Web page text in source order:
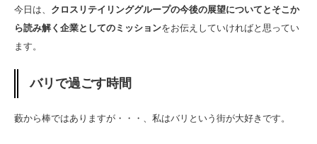
今日は、 クロスリテイリンググループの今後の展望についてとそこか
ら読み解く企業としてのミッションをお伝えしていければと思ってい
ます。
バリで過ごす時間
藪から棒ではありますが・・・、私はバリという街が大好きです。